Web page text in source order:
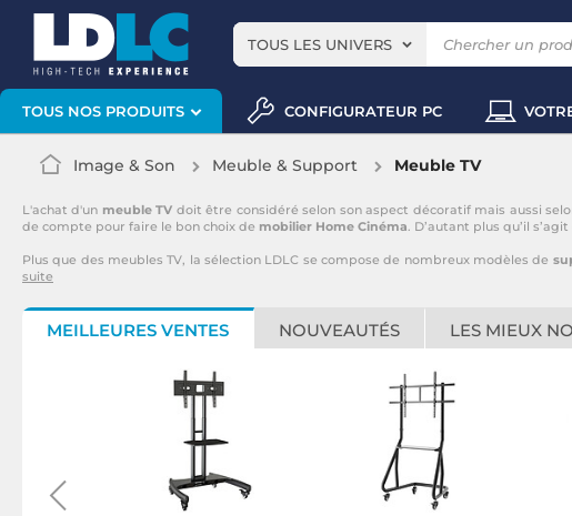
TOUS LES UNIVERS
TOUS NOS PRODUITS CONFIGURATEUR PC
Image & Son Meuble & Support Meuble TV
L'achat d'un meuble TV doit être considéré selon son aspect décoratif mais aussi
de compte pour faire le bon choix de mobilier Home Cinéma. D’autant plus qu’il
Plus que des meubles TV, la sélection LDLC se compose de nombreux modèles de
suite
MEILLEURES VENTES NOUVEAUTÉS LES MIEUX